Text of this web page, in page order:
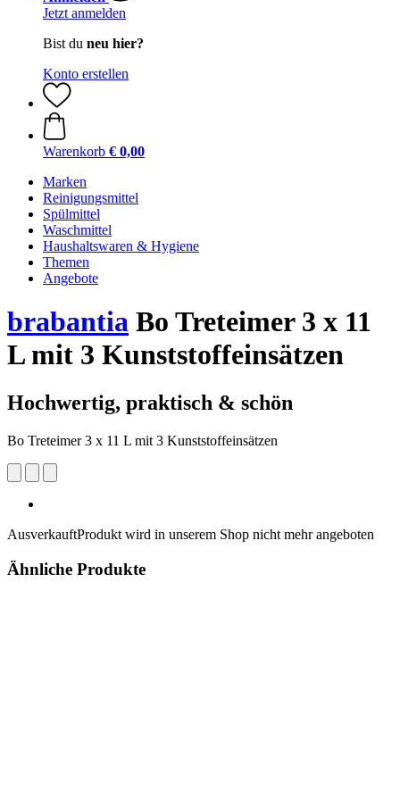
Jetzt anmelden
Bist du neu hier?
Konto erstellen
Warenkorb € 0,00
Marken
Reinigungsmittel
Spülmittel
Waschmittel
Haushaltswaren & Hygiene
Themen
Angebote
brabantia Bo Treteimer 3 x 11
L mit 3 Kunststoffeinsätzen
Hochwertig, praktisch & schön
Bo Treteimer 3 x 11 L mit 3 Kunststoffeinsätzen
AusverkauftProdukt wird in unserem Shop nicht mehr angeboten
Ähnliche Produkte